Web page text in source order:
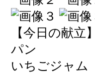
【今日の献立】
パン
いちごジャム